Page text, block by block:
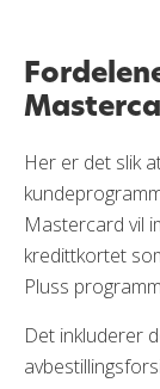
Her er det slik
Mastercard vil
kredittkortet
Pluss
Det inkluderer